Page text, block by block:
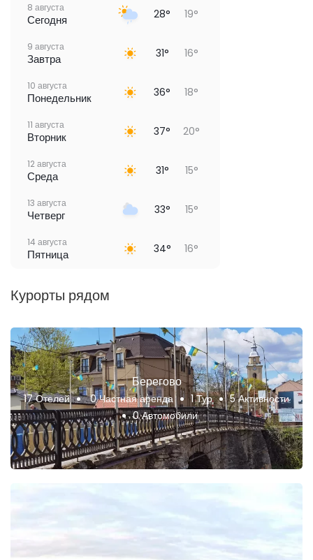
8 августа
Сегодня 28° 19°
9 августа
Завтра 31° 16°
10 августа
Понедельник 36° 18°
11 августа
Вторник 37° 20°
12 августа
Среда 31° 15°
13 августа
Четверг 33° 15°
14 августа
Пятница 34° 16°
Курорты рядом
Берегово
17 Отелей 0 Частная аренда 1 Тур
5 Активности
0 Автомобили